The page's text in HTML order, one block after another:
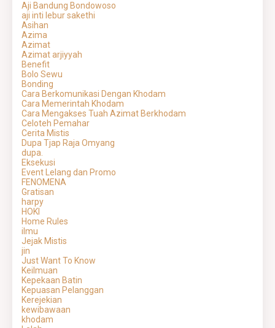
Aji Bandung Bondowoso
aji inti lebur sakethi
Asihan
Azima
Azimat
Azimat arjiyyah
Benefit
Bolo Sewu
Bonding
Cara Berkomunikasi Dengan Khodam
Cara Memerintah Khodam
Cara Mengakses Tuah Azimat Berkhodam
Celoteh Pemahar
Cerita Mistis
Dupa Tjap Raja Omyang
dupa.
Eksekusi
Event Lelang dan Promo
FENOMENA
Gratisan
harpy
HOKI
Home Rules
ilmu
Jejak Mistis
jin
Just Want To Know
Keilmuan
Kepekaan Batin
Kepuasan Pelanggan
Kerejekian
kewibawaan
khodam